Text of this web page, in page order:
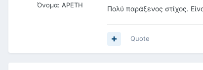
Όνομα: ΑΡΕΤΗ Πολύ παράξενος στίχος.
Quote